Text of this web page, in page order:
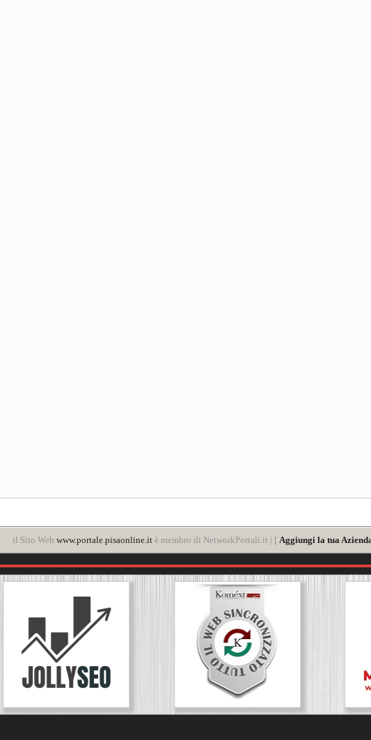
il Sito Web www.portale.pisaonline.itè membro di NetworkPortali.it | [ Aggiungi la tua